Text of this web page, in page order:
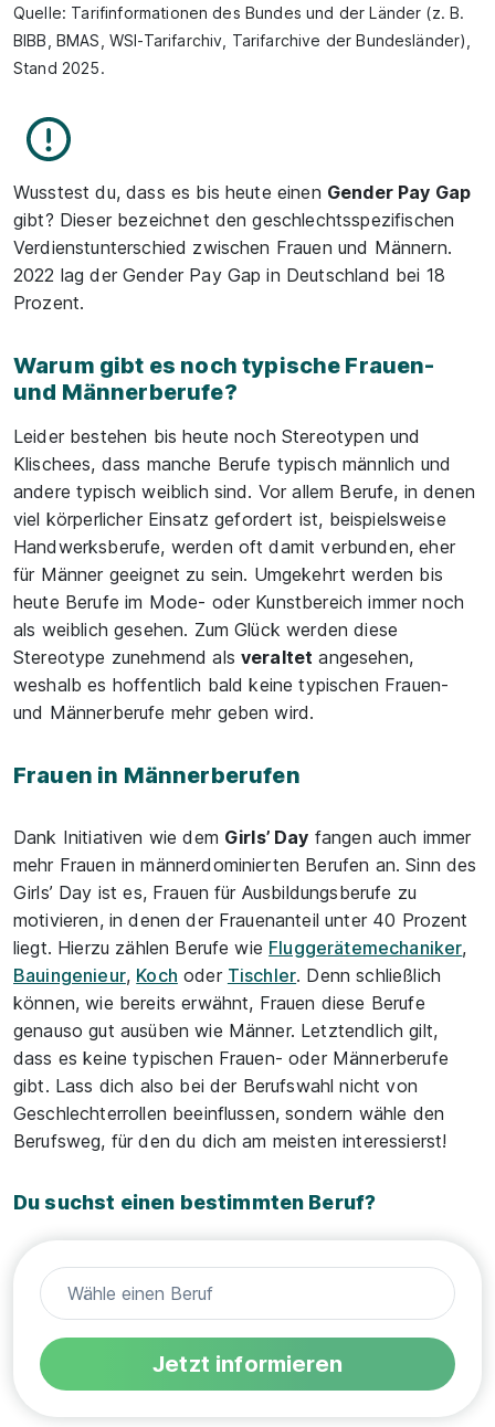
Quelle: Tarifinformationen des Bundes und der Länder (z. B.
BIBB, BMAS, WSI-Tarifarchiv, Tarifarchive der Bundesländer),
Stand 2025.
Wusstest du, dass es bis heute einen Gender Pay Gap
gibt? Dieser bezeichnet den geschlechtsspezifischen
Verdienstunterschied zwischen Frauen und Männern.
2022 lag der Gender Pay Gap in Deutschland bei 18
Prozent.
Warum gibt es noch typische Frauen-
und Männerberufe?
Leider bestehen bis heute noch Stereotypen und
Klischees, dass manche Berufe typisch männlich und
andere typisch weiblich sind. Vor allem Berufe, in denen
viel körperlicher Einsatz gefordert ist, beispielsweise
Handwerksberufe, werden oft damit verbunden, eher
für Männer geeignet zu sein. Umgekehrt werden bis
heute Berufe im Mode- oder Kunstbereich immer noch
als weiblich gesehen. Zum Glück werden diese
Stereotype zunehmend alsveraltet angesehen,
weshalb es hoffentlich bald keine typischen Frauen-
und Männerberufe mehr geben wird.
Frauen in Männerberufen
Dank Initiativen wie dem Girls’ Day fangen auch immer
mehr Frauen in männerdominierten Berufen an. Sinn des
Girls’ Day ist es, Frauen für Ausbildungsberufe zu
motivieren, in denen der Frauenanteil unter 40 Prozent
liegt. Hierzu zählen Berufe wie Fluggerätemechaniker,
Bauingenieur, Koch oder Tischler. Denn schließlich
können, wie bereits erwähnt, Frauen diese Berufe
genauso gut ausüben wie Männer. Letztendlich gilt,
dass es keine typischen Frauen- oder Männerberufe
gibt. Lass dich also bei der Berufswahl nicht von
Geschlechterrollen beeinflussen, sondern wähle den
Berufsweg, für den du dich am meisten interessierst!
Du suchst einen bestimmten Beruf?
Jetzt informieren